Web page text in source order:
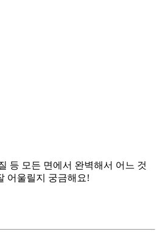
등 모든 면에서 완벽해서 어느 것
어울릴지 궁금해요!